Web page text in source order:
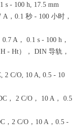
s - 100 h, 17.5 mm
，0.1 秒 - 100 小时，
A， 0.1 s - 100 h，
- Ht）， DIN 导轨，
2 C/O, 10 A, 0.5 - 10
， 2 C/O， 10 A， 0.5
，2 C/O，10 A，0.5 -